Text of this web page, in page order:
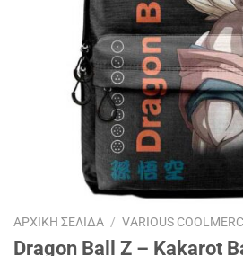
ΑΡΧΙΚΉ ΣΕΛΊΔΑ / VARIOUS
Dragon Ball Z – Kakarot